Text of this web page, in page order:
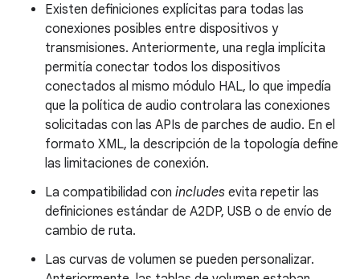
Existen definiciones explícitas para todas las
conexiones posibles entre dispositivos y
transmisiones. Anteriormente, una regla implícita
permitía conectar todos los dispositivos
conectados al mismo módulo HAL, lo que impedía
que la política de audio controlara las conexiones
solicitadas con las APIs de parches de audio. En el
formato XML, la descripción de la topología define
las limitaciones de conexión.
La compatibilidad con includes evita repetir las
definiciones estándar de A2DP, USB o de envío de
cambio de ruta.
Las curvas de volumen se pueden personalizar.